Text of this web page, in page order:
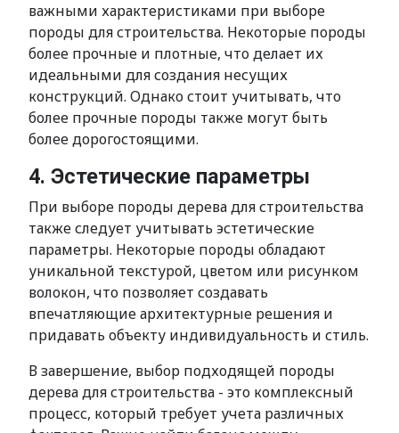
важными характеристиками при выборе
породы для строительства. Некоторые породы
более прочные и плотные, что делает их
идеальными для создания несущих
конструкций. Однако стоит учитывать, что
более прочные породы также могут быть
более дорогостоящими.
4. Эстетические параметры
При выборе породы дерева для строительства
также следует учитывать эстетические
параметры. Некоторые породы обладают
уникальной текстурой, цветом или рисунком
волокон, что позволяет создавать
впечатляющие архитектурные решения и
придавать объекту индивидуальность и стиль.
В завершение, выбор подходящей породы
дерева для строительства - это комплексный
процесс, который требует учета различных